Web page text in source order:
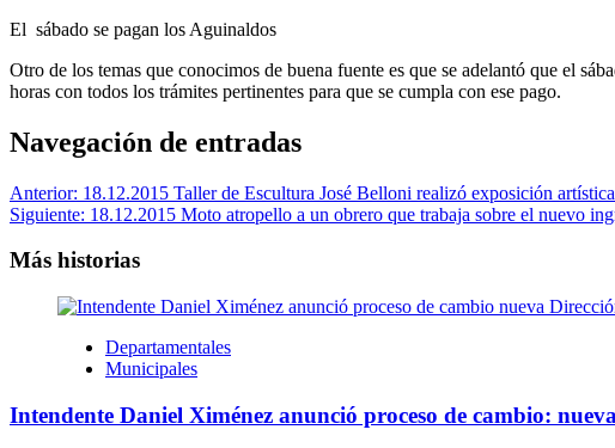
El sábado se pagan los Aguinaldos
Otro de los temas que conocimos de buena fuente es que se adelantó que el
horas con todos los trámites pertinentes para que se cumpla con ese pago.
Navegación de entradas
Anterior: 18.12.2015 Taller de Escultura José Belloni realizó exposición
Siguiente: 18.12.2015 Moto atropello a un obrero que trabaja sobre el nuevo
Más historias
Departamentales
Municipales
Intendente Daniel Ximénez anunció proceso de cambio: